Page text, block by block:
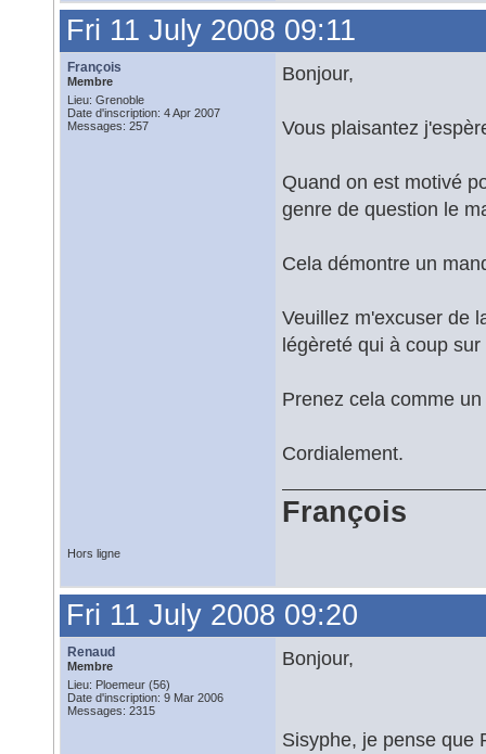
Fri 11 July 2008 09:11
François
Membre
Lieu: Grenoble
Date d'inscription: 4 Apr 2007
Messages: 257
Bonjour,
Vous plaisantez
Quand on est motivé
genre de question le
Cela démontre un
Veuillez m'excuser de
légèreté qui à coup
Prenez cela comme
Cordialement.
François
Hors ligne
Fri 11 July 2008 09:20
Renaud
Membre
Lieu: Ploemeur (56)
Date d'inscription: 9 Mar 2006
Messages: 2315
Bonjour,
Sisyphe, je pense que